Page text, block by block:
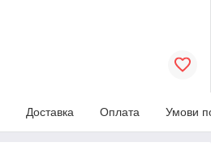
Доставка Оплата Умови